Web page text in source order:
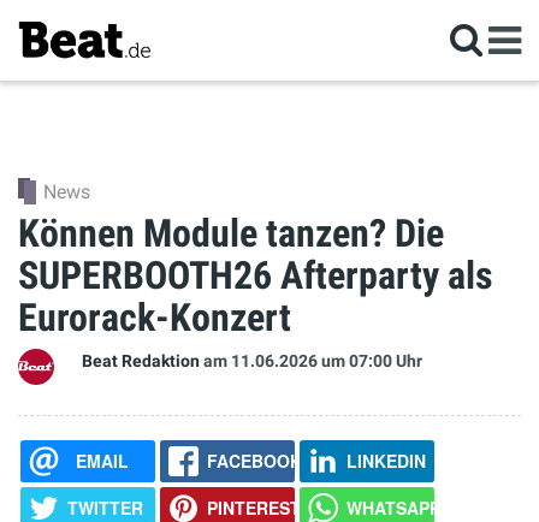
News
Können Module tanzen? Die
SUPERBOOTH26 Afterparty als
Eurorack-Konzert
Beat Redaktionam 11.06.2026um 07:00 Uhr
EMAIL FACEBOOK
LINKEDIN
TWITTER
PINTEREST WHATSAPP